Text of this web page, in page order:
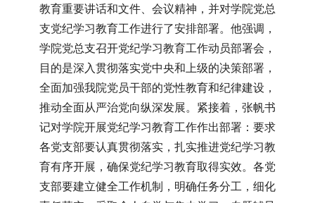
教育重要讲话和文件、会议精神，并对学院党总
支党纪学习教育工作进行了安排部署。他强调，
学院党总支召开党纪学习教育工作动员部署会，
目的是深入贯彻落实党中央和上级的决策部署，
全面加强我院党员干部的党性教育和纪律建设，
推动全面从严治党向纵深发展。紧接着，张帆书
记对学院开展党纪学习教育工作作出部署：要求
各党支部要认真贯彻落实，扎实推进党纪学习教
育有序开展，确保党纪学习教育取得实效。各党
支部要建立健全工作机制，明确任务分工，细化